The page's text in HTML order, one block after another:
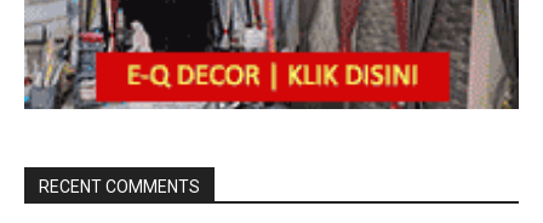
RECENT COMMENTS